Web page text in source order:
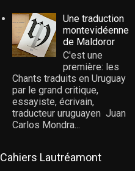
Une traduction
montevidéenne
de Maldoror
C'est une
première: les
Chants traduits en Uruguay
par le grand critique,
essayiste, écrivain,
traducteur uruguayen Juan
Carlos Mondra...
Cahiers Lautréamont